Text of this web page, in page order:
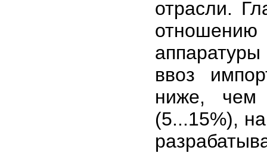
отрасли.
ввоз
ниже, чем
(5...15%),